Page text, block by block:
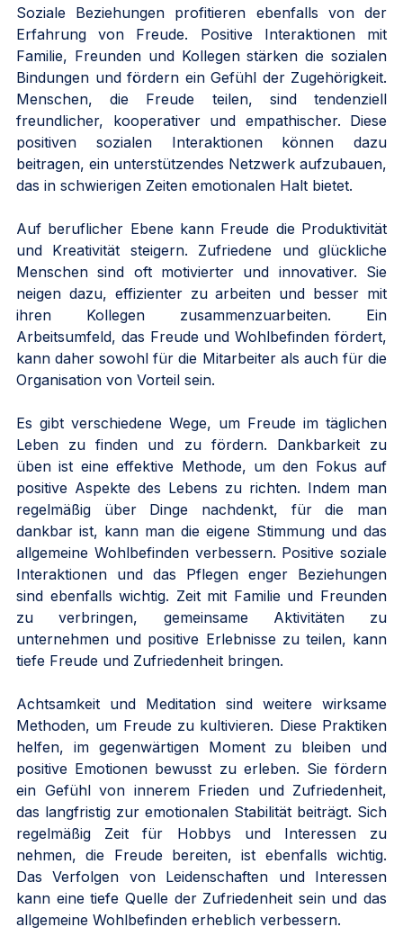
Soziale Beziehungen profitieren ebenfalls von der
Erfahrung von Freude. Positive Interaktionen mit
Familie, Freunden und Kollegen stärken die sozialen
Bindungen und fördern ein Gefühl der Zugehörigkeit.
Menschen, die Freude teilen, sind tendenziell
freundlicher, kooperativer und empathischer. Diese
positiven sozialen Interaktionen können dazu
beitragen, ein unterstützendes Netzwerk aufzubauen,
das in schwierigen Zeiten emotionalen Halt bietet.
Auf beruflicher Ebene kann Freude die Produktivität
und Kreativität steigern. Zufriedene und glückliche
Menschen sind oft motivierter und innovativer. Sie
neigen dazu, effizienter zu arbeiten und besser mit
ihren Kollegen zusammenzuarbeiten. Ein
Arbeitsumfeld, das Freude und Wohlbefinden fördert,
kann daher sowohl für die Mitarbeiter als auch für die
Organisation von Vorteil sein.
Es gibt verschiedene Wege, um Freude im täglichen
Leben zu finden und zu fördern. Dankbarkeit zu
üben ist eine effektive Methode, um den Fokus auf
positive Aspekte des Lebens zu richten. Indem man
regelmäßig über Dinge nachdenkt, für die man
dankbar ist, kann man die eigene Stimmung und das
allgemeine Wohlbefinden verbessern. Positive soziale
Interaktionen und das Pflegen enger Beziehungen
sind ebenfalls wichtig. Zeit mit Familie und Freunden
zu verbringen, gemeinsame Aktivitäten zu
unternehmen und positive Erlebnisse zu teilen, kann
tiefe Freude und Zufriedenheit bringen.
Achtsamkeit und Meditation sind weitere wirksame
Methoden, um Freude zu kultivieren. Diese Praktiken
helfen, im gegenwärtigen Moment zu bleiben und
positive Emotionen bewusst zu erleben. Sie fördern
ein Gefühl von innerem Frieden und Zufriedenheit,
das langfristig zur emotionalen Stabilität beiträgt. Sich
regelmäßig Zeit für Hobbys und Interessen zu
nehmen, die Freude bereiten, ist ebenfalls wichtig.
Das Verfolgen von Leidenschaften und Interessen
kann eine tiefe Quelle der Zufriedenheit sein und das
allgemeine Wohlbefinden erheblich verbessern.